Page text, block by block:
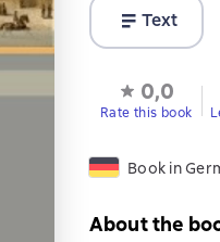
Text
0,0
Rate this book
Book in
About the